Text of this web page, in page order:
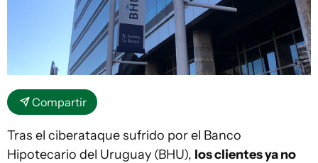
Compartir
Tras el ciberataque sufrido por el Banco
Hipotecario del Uruguay (BHU), los clientes ya no